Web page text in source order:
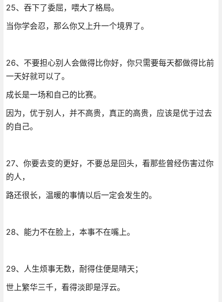
25、吞下了委屈，喂大了格局。
当你学会忍，那么你又上升一个境界了。
26、不要担心别人会做得比你好，你只需要每天都做得比前
一天好就可以了。
成长是一场和自己的比赛。
因为，优于别人，并不高贵，真正的高贵，应该是优于过去
的自己。
27、你要去变的更好，不要总是回头，看那些曾经伤害过你
的人，
路还很长，温暖的事情以后一定会发生的。
28、能力不在脸上，本事不在嘴上。
29、人生烦事无数，耐得住便是晴天；
世上繁华三千，看得淡即是浮云。